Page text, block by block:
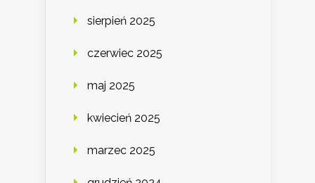
sierpień 2025
czerwiec 2025
maj 2025
kwiecień 2025
marzec 2025